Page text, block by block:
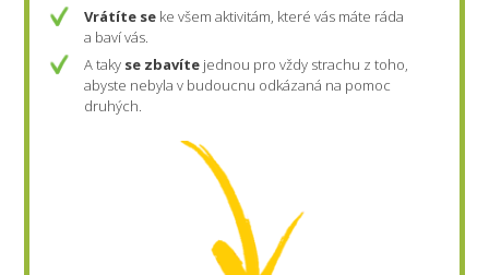
Vrátíte se ke všem aktivitám, které vás máte ráda
a baví vás.
A taky se zbavíte jednou pro vždy strachu z toho,
abyste nebyla v budoucnu odkázaná na pomoc
druhých.